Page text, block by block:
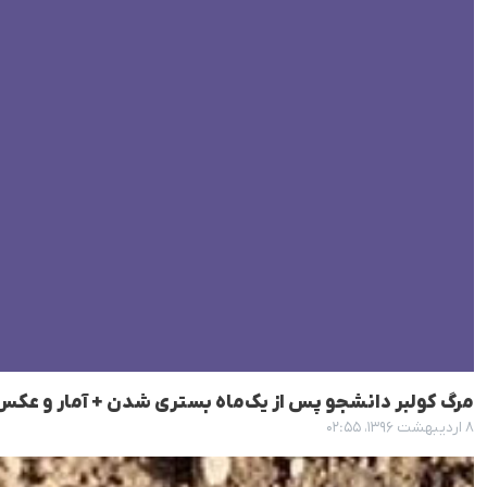
مرگ کولبر دانشجو پس از یک‌ماه بستری شدن + آمار و
۸ اردیبهشت ۱۳۹۶، ۰۲:۵۵